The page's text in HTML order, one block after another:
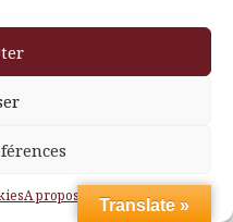
A propos
Translate »